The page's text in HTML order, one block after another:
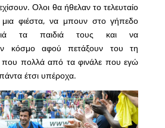
Ολοι θα ήθελαν το τελευταίο
μια φιέστα, να μπουν στο γήπεδο
τα παιδιά τους και να
κόσμο αφού πετάξουν του τη
πολλά από τα φινάλε που εγώ
έτσι υπέροχα.